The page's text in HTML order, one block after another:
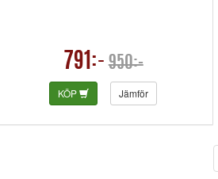
791:- 950:-
KÖP Jämför